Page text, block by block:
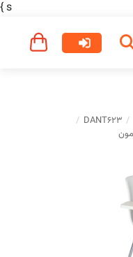
s
}
DANT623